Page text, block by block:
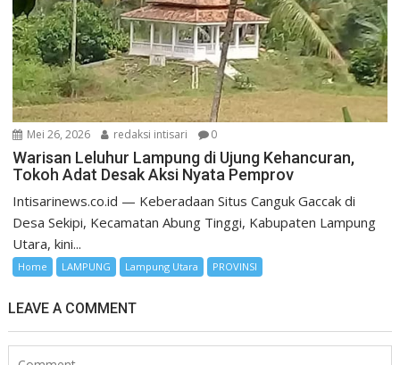
Mei 26, 2026 redaksi intisari 0
Warisan Leluhur Lampung di Ujung Kehancuran,
Tokoh Adat Desak Aksi Nyata Pemprov
Intisarinews.co.id — Keberadaan Situs Canguk Gaccak di
Desa Sekipi, Kecamatan Abung Tinggi, Kabupaten Lampung
Utara, kini...
Home LAMPUNG Lampung Utara PROVINSI
LEAVE A COMMENT